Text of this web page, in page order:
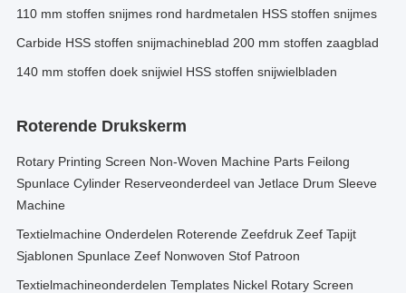
110 mm stoffen snijmes rond hardmetalen HSS stoffen snijmes
Carbide HSS stoffen snijmachineblad 200 mm stoffen zaagblad
140 mm stoffen doek snijwiel HSS stoffen snijwielbladen
Roterende Drukskerm
Rotary Printing Screen Non-Woven Machine Parts Feilong
Spunlace Cylinder Reserveonderdeel van Jetlace Drum Sleeve
Machine
Textielmachine Onderdelen Roterende Zeefdruk Zeef Tapijt
Sjablonen Spunlace Zeef Nonwoven Stof Patroon
Textielmachineonderdelen Templates Nickel Rotary Screen